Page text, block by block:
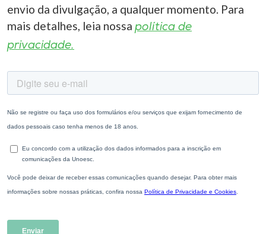
envio da divulgação, a qualquer momento. Para
mais detalhes, leia nossa política de
privacidade.